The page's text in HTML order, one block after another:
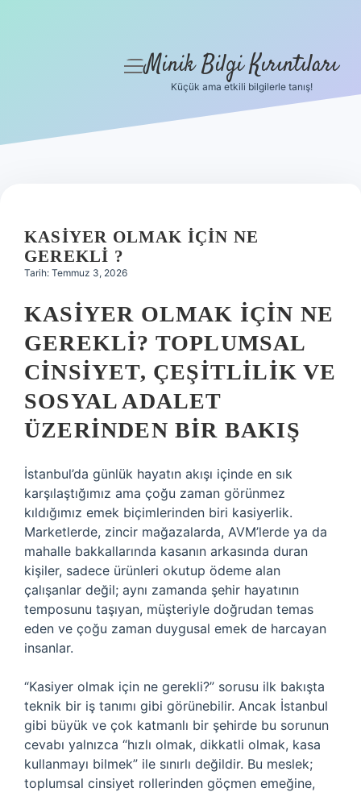
Hakkımızda
menüyü
Minik Bilgi Kırıntıları
Küçük ama etkili bilgilerle tanış!
KASIYER OLMAK IÇIN NE
GEREKLI ?
Tarih: Temmuz 3, 2026
KASIYER OLMAK İÇIN NE
GEREKLI? TOPLUMSAL
CINSIYET, ÇEŞITLILIK VE
SOSYAL ADALET
ÜZERINDEN BIR BAKIŞ
İstanbul’da günlük hayatın akışı içinde en sık
karşılaştığımız ama çoğu zaman görünmez
kıldığımız emek biçimlerinden biri kasiyerlik.
Marketlerde, zincir mağazalarda, AVM’lerde ya da
mahalle bakkallarında kasanın arkasında duran
kişiler, sadece ürünleri okutup ödeme alan
çalışanlar değil; aynı zamanda şehir hayatının
temposunu taşıyan, müşteriyle doğrudan temas
eden ve çoğu zaman duygusal emek de harcayan
insanlar.
“Kasiyer olmak için ne gerekli?” sorusu ilk bakışta
teknik bir iş tanımı gibi görünebilir. Ancak İstanbul
gibi büyük ve çok katmanlı bir şehirde bu sorunun
cevabı yalnızca “hızlı olmak, dikkatli olmak, kasa
kullanmayı bilmek” ile sınırlı değildir. Bu meslek;
toplumsal cinsiyet rollerinden göçmen emeğine,